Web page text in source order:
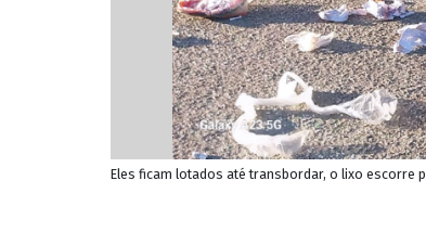
Eles ficam lotados até transbordar, o lixo escorre